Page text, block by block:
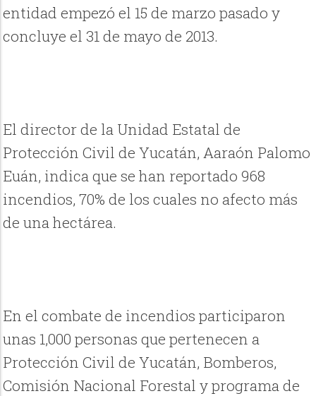
entidad empezó el 15 de marzo pasado y
concluye el 31 de mayo de 2013.
El director de la Unidad Estatal de
Protección Civil de Yucatán, Aaraón Palomo
Euán, indica que se han reportado 968
incendios, 70% de los cuales no afecto más
de una hectárea.
En el combate de incendios participaron
unas 1,000 personas que pertenecen a
Protección Civil de Yucatán, Bomberos,
Comisión Nacional Forestal y programa de